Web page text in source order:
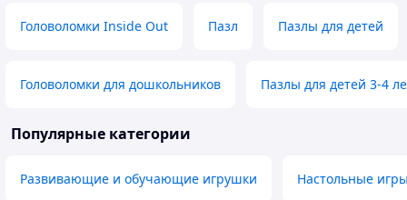
Головоломки Inside Out Пазл Пазлы для детей
Головоломки для дошкольников Пазлы для детей 3-4
Популярные категории
Развивающие и обучающие игрушки Настольные